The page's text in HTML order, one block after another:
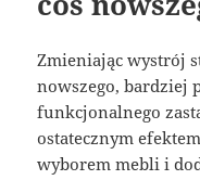
Zmieniając wystrój
nowszego, bardziej
funkcjonalnego
ostatecznym
wyborem mebli i